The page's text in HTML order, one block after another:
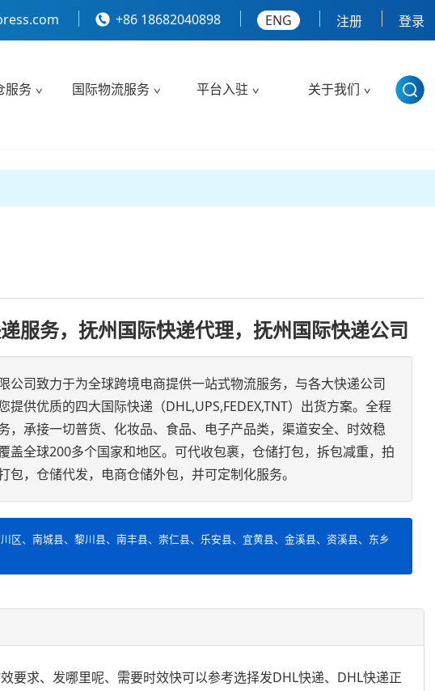
+86 18682040898 ENG 注册 登录
服务 国际物流服务 平台入驻 关于我们
服务，抚州国际快递代理，抚州国际快递公司
公司致力于为全球跨境电商提供一站式物流服务，与各大快递公司
提供优质的四大国际快递（DHL,UPS,FEDEX,TNT）出货方案。全程
，承接一切普货、化妆品、食品、电子产品类，渠道安全、时效稳
盖全球200多个国家和地区。可代收包裹，仓储打包，拆包减重，拍
包，仓储代发，电商仓储外包，并可定制化服务。
区、南城县、黎川县、南丰县、崇仁县、乐安县、宜黄县、金溪县、资溪县、东乡
要求、发哪里呢、需要时效快可以参考选择发DHL快递、DHL快递正